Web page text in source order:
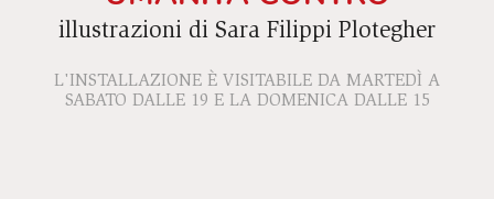
illustrazioni di Sara Filippi Plotegher
L'INSTALLAZIONE È VISITABILE DA MARTEDÌ A
SABATO DALLE 19 E LA DOMENICA DALLE 15